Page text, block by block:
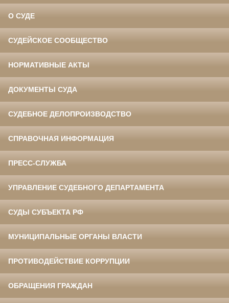
О СУДЕ
СУДЕЙСКОЕ СООБЩЕСТВО
НОРМАТИВНЫЕ АКТЫ
ДОКУМЕНТЫ СУДА
СУДЕБНОЕ ДЕЛОПРОИЗВОДСТВО
СПРАВОЧНАЯ ИНФОРМАЦИЯ
ПРЕСС-СЛУЖБА
УПРАВЛЕНИЕ СУДЕБНОГО ДЕПАРТАМЕНТА
СУДЫ СУБЪЕКТА РФ
МУНИЦИПАЛЬНЫЕ ОРГАНЫ ВЛАСТИ
ПРОТИВОДЕЙСТВИЕ КОРРУПЦИИ
ОБРАЩЕНИЯ ГРАЖДАН